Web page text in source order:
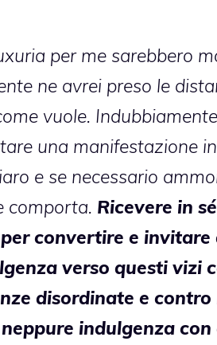
per me sarebbero
ne avrei preso le
vuole.
una manifestazione
e se necessario
comporta. Ricevere in
convertire e
verso questi vizi
disordinate e
indulgenza